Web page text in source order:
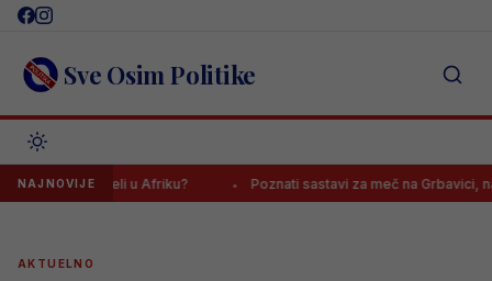
Skip
content Sve Osim Politike
NAJNOVIJE
seli u Afriku? Poznati sastavi za meč na Grbavici, navijači
AKTUELNO